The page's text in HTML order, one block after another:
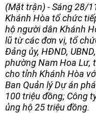
(Mặt trận) - Sáng 28/
Khánh Hòa tổ chức
hộ người dân Khánh
lũ từ các đơn vị, tổ
Đảng ủy, HĐND,
phường Nam Hoa Lư,
cho tỉnh Khánh Hòa
Ban Quản lý Dự án
100 triệu đồng; Công
ủng hộ 25 triệu đồng.